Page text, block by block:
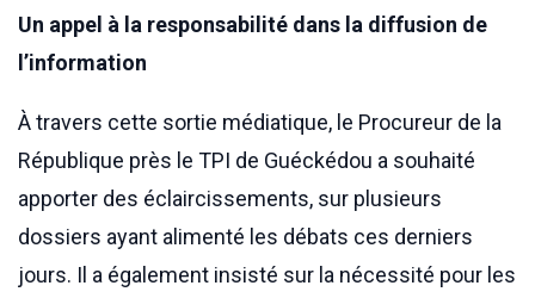
Un appel à la responsabilité dans la diffusion de
l’information
À travers cette sortie médiatique, le Procureur de la
République près le TPI de Guéckédou a souhaité
apporter des éclaircissements, sur plusieurs
dossiers ayant alimenté les débats ces derniers
jours. Il a également insisté sur la nécessité pour les